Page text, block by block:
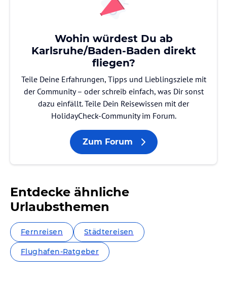
Wohin würdest Du ab
Karlsruhe/Baden-Baden direkt
fliegen?
Teile Deine Erfahrungen, Tipps und Lieblingsziele mit
der Community – oder schreib einfach, was Dir sonst
dazu einfällt. Teile Dein Reisewissen mit der
HolidayCheck-Community im Forum.
Zum Forum
Entdecke ähnliche
Urlaubsthemen
Fernreisen Städtereisen
Flughafen-Ratgeber